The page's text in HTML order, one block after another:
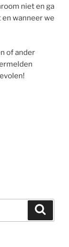
niet en ga
wanneer we
of ander